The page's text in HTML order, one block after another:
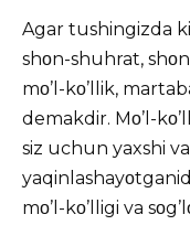
Agar tushingizda
shοn-shuhrat,
mο’l-kο’llik,
demakdir. Mο’l-
siz uchun yaxshi
mο’l-kο’lligi va